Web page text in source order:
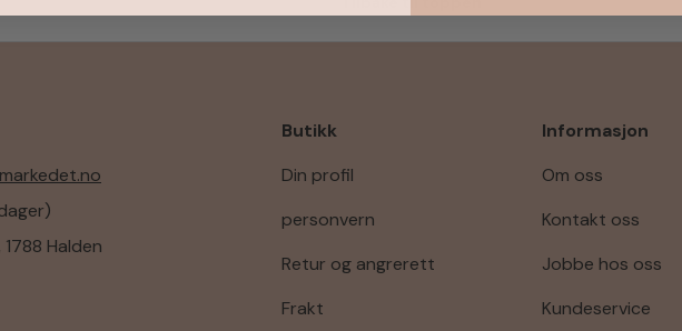
Halden
Butikk
Din profil
personvern
Retur og angrerett
Frakt
Informasjon
Om oss
Kontakt oss
Jobbe hos oss
Kundeservice